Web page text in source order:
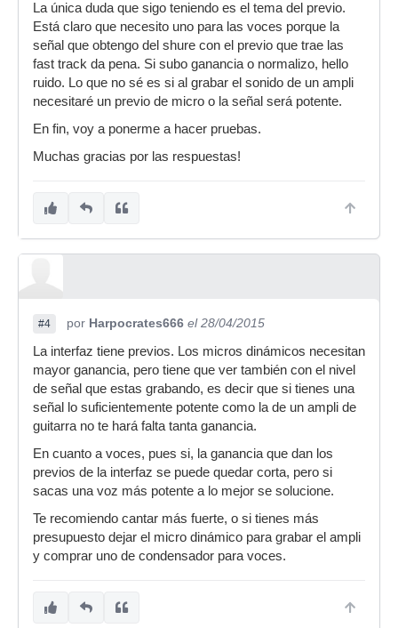
La única duda que sigo teniendo es el tema del previo.
Está claro que necesito uno para las voces porque la
señal que obtengo del shure con el previo que trae las
fast track da pena. Si subo ganancia o normalizo, hello
ruido. Lo que no sé es si al grabar el sonido de un ampli
necesitaré un previo de micro o la señal será potente.
En fin, voy a ponerme a hacer pruebas.
Muchas gracias por las respuestas!
#4 por Harpocrates666 el 28/04/2015
La interfaz tiene previos. Los micros dinámicos necesitan
mayor ganancia, pero tiene que ver también con el nivel
de señal que estas grabando, es decir que si tienes una
señal lo suficientemente potente como la de un ampli de
guitarra no te hará falta tanta ganancia.
En cuanto a voces, pues si, la ganancia que dan los
previos de la interfaz se puede quedar corta, pero si
sacas una voz más potente a lo mejor se solucione.
Te recomiendo cantar más fuerte, o si tienes más
presupuesto dejar el micro dinámico para grabar el ampli
y comprar uno de condensador para voces.